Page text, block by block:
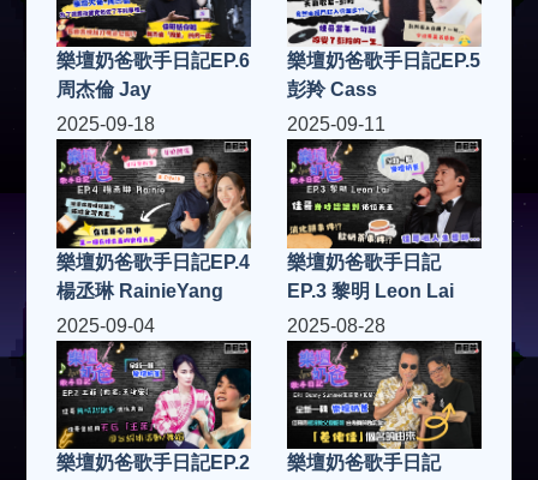
樂壇奶爸歌手日記EP.6
周杰倫 Jay
樂壇奶爸歌手日記EP.5
彭羚 Cass
2025-09-18
樂壇奶爸歌手日記EP.4
楊丞琳 RainieYang
2025-09-11
樂壇奶爸歌手日記
EP.3 黎明 Leon Lai
2025-09-04
樂壇奶爸歌手日記EP.2
2025-08-28
樂壇奶爸歌手日記